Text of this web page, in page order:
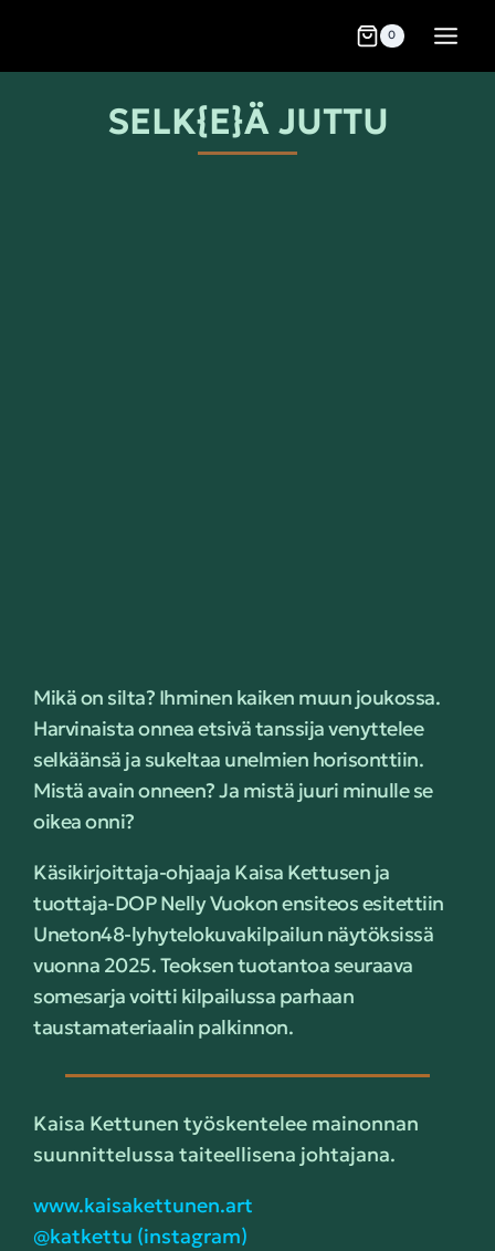
0
SELK{E}Ä JUTTU
Mikä on silta? Ihminen kaiken muun joukossa.
Harvinaista onnea etsivä tanssija venyttelee
selkäänsä ja sukeltaa unelmien horisonttiin.
Mistä avain onneen? Ja mistä juuri minulle se
oikea onni?
Käsikirjoittaja-ohjaaja Kaisa Kettusen ja
tuottaja-DOP Nelly Vuokon ensiteos esitettiin
Uneton48-lyhytelokuvakilpailun näytöksissä
vuonna 2025. Teoksen tuotantoa seuraava
somesarja voitti kilpailussa parhaan
taustamateriaalin palkinnon.
Kaisa Kettunen työskentelee mainonnan
suunnittelussa taiteellisena johtajana.
www.kaisakettunen.art
@katkettu (instagram)